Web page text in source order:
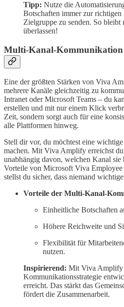
Tipp: Nutze die
Botschaften immer zur
Zielgruppe zu senden. So bleibt
überlassen!
Multi-Kanal-Kommunikation
Eine der größten Stärken von Viva
mehrere Kanäle gleichzeitig zu
Intranet oder Microsoft Teams – du
erstellen und mit nur einem Klick
Zeit, sondern sorgt auch für eine
alle Plattformen hinweg.
Stell dir vor, du möchtest eine
machen. Mit Viva Amplify erreichst
unabhängig davon, welchen Kanal sie
Vorteile von Microsoft Viva
stellst du sicher, dass niemand
Vorteile der Multi-Kanal-
Einheitliche Botschaften
Höhere Reichweite und
Flexibilität für
nutzen.
Inspirierend: Mit Viva Amplify
Kommunikationsstrategie
erreicht. Das stärkt das
fördert die Zusammenarbeit.